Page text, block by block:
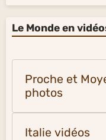
Le Monde en
Proche et
photos
Italie vidéos